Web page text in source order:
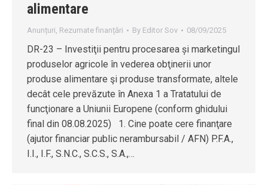
alimentare
Anunțuri, Rezumate finanțări By Editor Sov 08/09/2025
DR-23 – Investiţii pentru procesarea și marketingul
produselor agricole în vederea obţinerii unor
produse alimentare şi produse transformate, altele
decât cele prevăzute în Anexa 1 a Tratatului de
funcţionare a Uniunii Europene (conform ghidului
final din 08.08.2025) 1. Cine poate cere finanţare
(ajutor financiar public nerambursabil / AFN) P.F.A.,
I.I., I.F., S.N.C., S.C.S., S.A.,…